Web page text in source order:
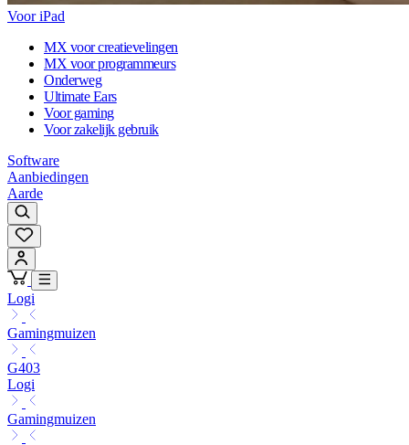
Voor iPad
MX voor creatievelingen
MX voor programmeurs
Onderweg
Ultimate Ears
Voor gaming
Voor zakelijk gebruik
Software
Aanbiedingen
Aarde
Logi
Gamingmuizen
G403
Logi
Gamingmuizen